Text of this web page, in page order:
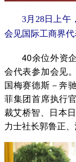
3月28日上午，
会见国际工商界
40余位外资企
会代表参加会见
国梅赛德斯－奔
菲集团首席执行
裁艾桥智、日本
力士社长郭鲁正